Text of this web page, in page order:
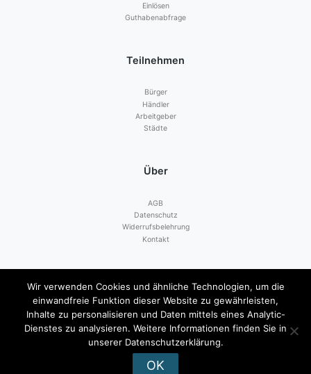
Einlösen
Guthabenabfrage
Teilnehmen
Bürger
Händler
Arbeitgeber
Städte
Über
AGB
Datenschutz
Widerrufsbelehrung
Kontakt
Zahlen mit
Wir verwenden Cookies und ähnliche Technologien, um die
einwandfreie Funktion dieser Website zu gewährleisten,
Inhalte zu personalisieren und Daten mittels eines Analytic-
Dienstes zu analysieren. Weitere Informationen finden Sie in
unserer Datenschutzerklärung.
OK